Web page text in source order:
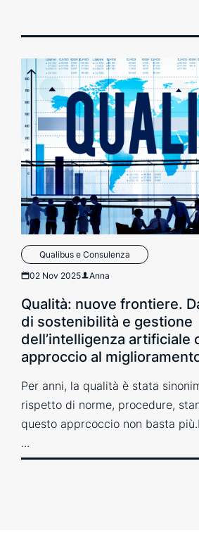
Qualibus e Consulenza
02 Nov 2025 Anna
Qualità: nuove frontiere.
di sostenibilità e gestione
dell’intelligenza artificiale
approccio al
Per anni, la qualità è stata
rispetto di norme, procedure,
questo apprcoccio non basta
...